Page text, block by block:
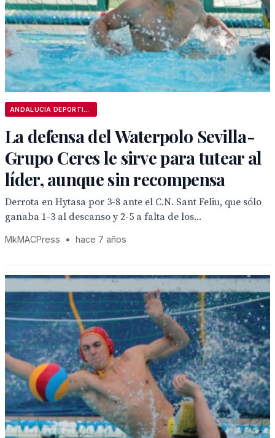
La defensa del Waterpolo Sevilla-
Grupo Ceres le sirve para tutear al
líder, aunque sin recompensa
Derrota en Hytasa por 3-8 ante el C.N. Sant Feliu, que sólo
ganaba 1-3 al descanso y 2-5 a falta de los...
MkMACPress • hace 7 años